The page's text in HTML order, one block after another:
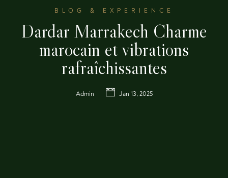
BLOG & EXPERIENCE
Dardar Marrakech Charme
marocain et vibrations
rafraîchissantes
Admin Jan 13, 2025